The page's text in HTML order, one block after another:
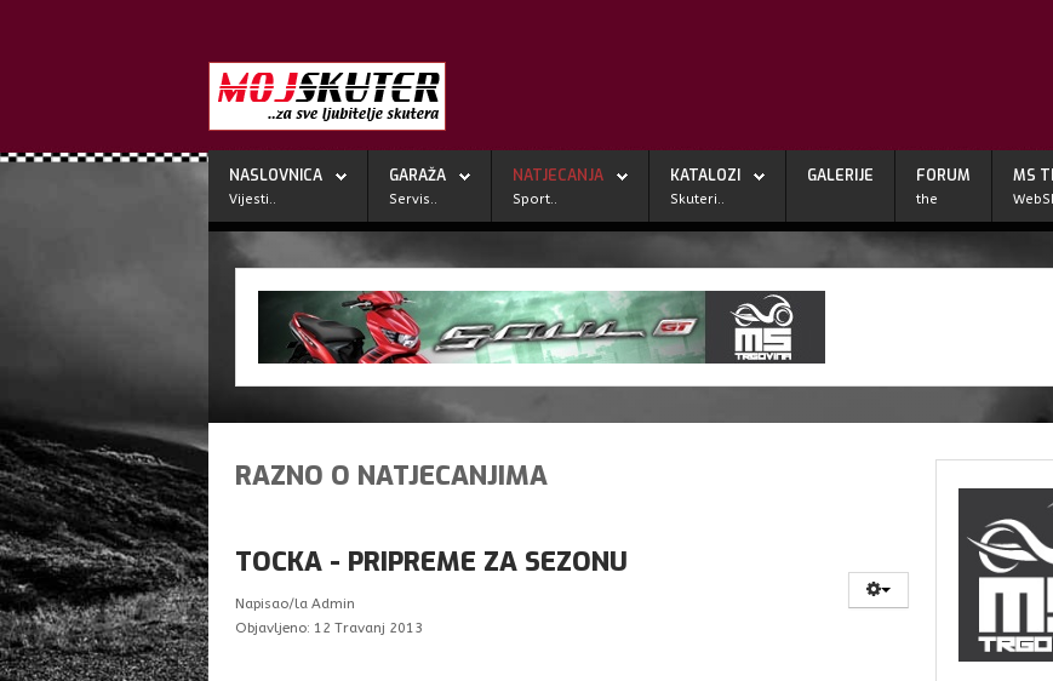
NASLOVNICA
Vijesti..
GARAŽA
Servis..
NATJECANJA
Sport..
KATALOZI
Skuteri..
GALERIJE FORUM
the
MS
RAZNO O NATJECANJIMA
TOCKA - PRIPREME ZA SEZONU
Napisao/la Admin
Objavljeno: 12 Travanj 2013